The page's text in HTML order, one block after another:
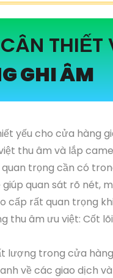
GHI ÂM
yếu cho cửa hàng
thu âm và lắp
trọng cần có
giúp quan sát rõ nét,
cấp rất quan trọng
thu âm ưu việt: Cốt
lượng trong cửa
về các giao dịch